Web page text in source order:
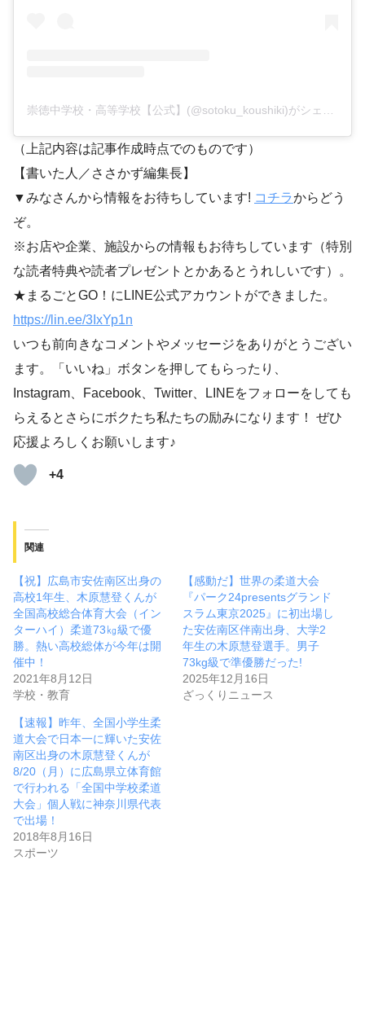
（上記内容は記事作成時点でのものです）
【書いた人／ささかず編集長】
▼みなさんから情報をお待ちしています! コチラからどう
ぞ。
※お店や企業、施設からの情報もお待ちしています（特別
な読者特典や読者プレゼントとかあるとうれしいです）。
★まるごとGO！にLINE公式アカウントができました。
https://lin.ee/3IxYp1n
いつも前向きなコメントやメッセージをありがとうござい
ます。「いいね」ボタンを押してもらったり、
Instagram、Facebook、Twitter、LINEをフォローをしても
らえるとさらにボクたち私たちの励みになります！ ぜひ
応援よろしくお願いします♪
+4
関連
【祝】広島市安佐南区出身の
高校1年生、木原慧登くんが
全国高校総合体育大会（イン
ターハイ）柔道73㎏級で優
勝。熱い高校総体が今年は開
催中！
2021年8月12日
学校・教育
【感動だ】世界の柔道大会
『パーク24presentsグランド
スラム東京2025』に初出場し
た安佐南区伴南出身、大学2
年生の木原慧登選手。男子
73kg級で準優勝だった!
2025年12月16日
ざっくりニュース
【速報】昨年、全国小学生柔
道大会で日本一に輝いた安佐
南区出身の木原慧登くんが
8/20（月）に広島県立体育館
で行われる「全国中学校柔道
大会」個人戦に神奈川県代表
で出場！
2018年8月16日
スポーツ